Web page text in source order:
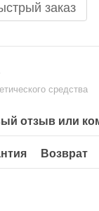
заказ
средства
отзыв или
Возврат